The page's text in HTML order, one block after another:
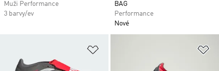
Muži Performance
3 barvy/ev
BAG
Performance
Nové